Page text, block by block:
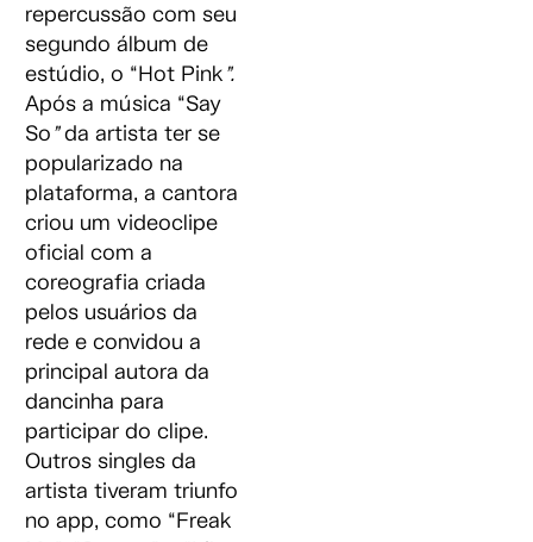
repercussão com seu
segundo álbum de
estúdio, o “Hot Pink ”.
Após a música “Say
So ”da artista ter se
popularizado na
plataforma, a cantora
criou um videoclipe
oficial com a
coreografia criada
pelos usuários da
rede e convidou a
principal autora da
dancinha para
participar do clipe.
Outros singles da
artista tiveram triunfo
no app, como “Freak